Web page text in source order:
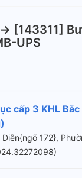
[143311]
UPS
cấp 3 KHL Bắc
172},